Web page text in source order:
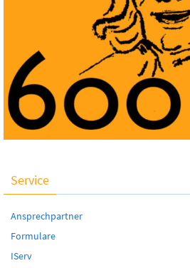
Service
Ansprechpartner
Formulare
IServ